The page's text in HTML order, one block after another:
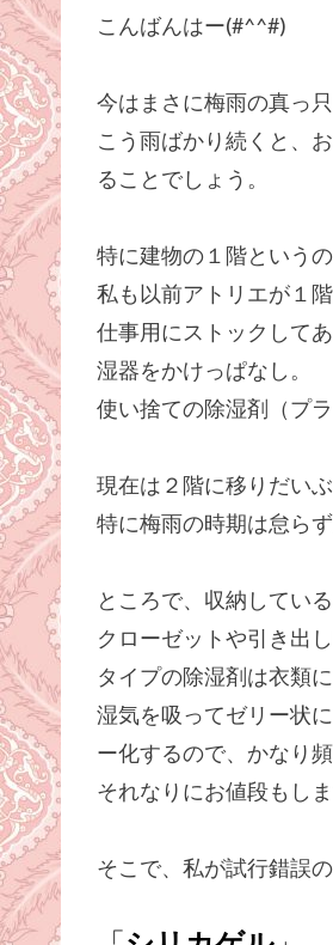
こんばんはー(#^^#)
今はまさに梅雨の真っ只
こう雨ばかり続くと、
ることでしょう。
特に建物の１階という
私も以前アトリエが１
仕事用にストックして
湿器をかけっぱなし。
使い捨ての除湿剤（プ
現在は２階に移りだい
特に梅雨の時期は怠ら
ところで、収納してい
クローゼットや引き出
タイプの除湿剤は衣類
湿気を吸ってゼリー状
ー化するので、かなり
それなりにお値段もしま
そこで、私が試行錯誤